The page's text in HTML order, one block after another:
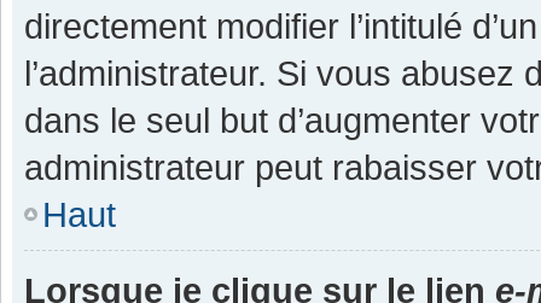
directement modifier l’intitulé
l’administrateur. Si vous
dans le seul but d’augmenter
administrateur peut rabaisser
Haut
Lorsque je clique sur le lien e-